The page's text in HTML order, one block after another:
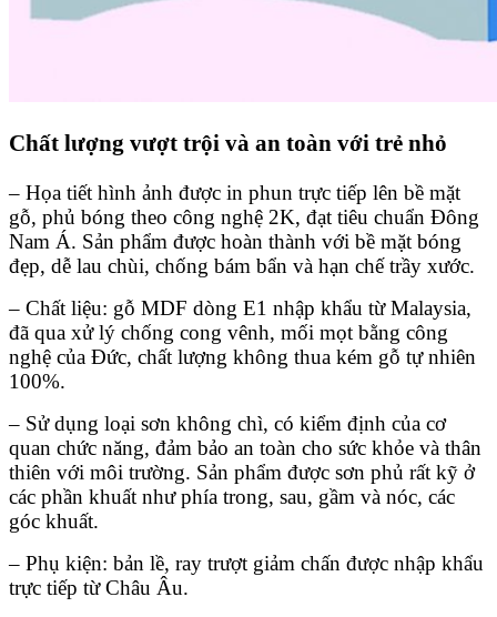
Chất lượng vượt trội và an toàn với trẻ nhỏ
– Họa tiết hình ảnh được in phun trực tiếp lên bề mặt
gỗ, phủ bóng theo công nghệ 2K, đạt tiêu chuẩn Đông
Nam Á. Sản phẩm được hoàn thành với bề mặt bóng
đẹp, dễ lau chùi, chống bám bẩn và hạn chế trầy xước.
– Chất liệu: gỗ MDF dòng E1 nhập khẩu từ Malaysia,
đã qua xử lý chống cong vênh, mối mọt bằng công
nghệ của Đức, chất lượng không thua kém gỗ tự nhiên
100%.
– Sử dụng loại sơn không chì, có kiểm định của cơ
quan chức năng, đảm bảo an toàn cho sức khỏe và thân
thiên với môi trường. Sản phẩm được sơn phủ rất kỹ ở
các phần khuất như phía trong, sau, gầm và nóc, các
góc khuất.
– Phụ kiện: bản lề, ray trượt giảm chấn được nhập khẩu
trực tiếp từ Châu Âu.